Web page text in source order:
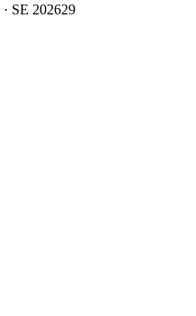
· SE 202629